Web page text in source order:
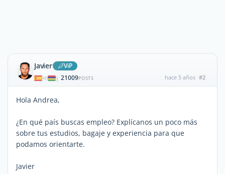
Javier ViP
| 21009POSTS hace 5 años #2
Hola Andrea,
¿En qué país buscas empleo? Explícanos un poco más
sobre tus estudios, bagaje y experiencia para que
podamos orientarte.
Javier